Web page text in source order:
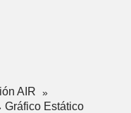
AIR
Gráfico Estático